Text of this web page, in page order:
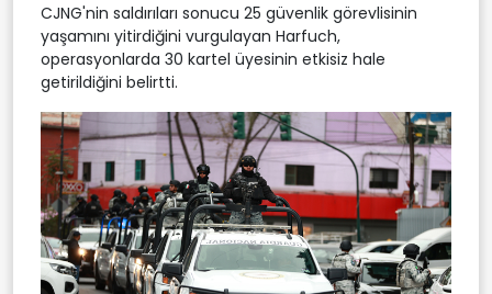
CJNG'nin saldırıları sonucu 25 güvenlik görevlisinin
yaşamını yitirdiğini vurgulayan Harfuch,
operasyonlarda 30 kartel üyesinin etkisiz hale
getirildiğini belirtti.